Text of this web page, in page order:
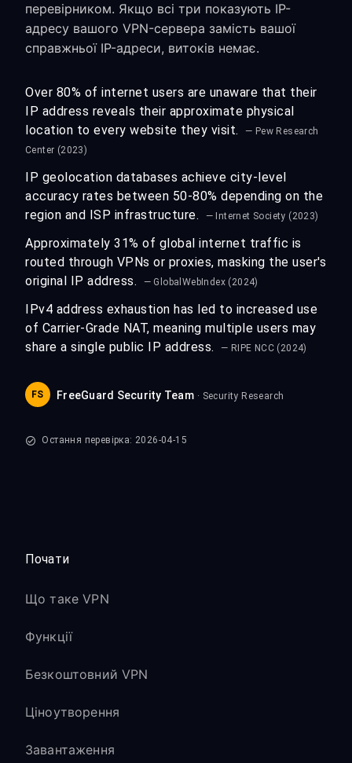
перевірником. Якщо всі три показують IP-
адресу вашого VPN-сервера замість вашої
справжньої IP-адреси, витоків немає.
Over 80% of internet users are unaware that their
IP address reveals their approximate physical
location to every website they visit.
— Pew Research
Center (2023)
IP geolocation databases achieve city-level
accuracy rates between 50-80% depending on the
region and ISP infrastructure.
— Internet Society (2023)
Approximately 31% of global internet traffic is
routed through VPNs or proxies, masking the user's
original IP address.
— GlobalWebIndex (2024)
IPv4 address exhaustion has led to increased use
of Carrier-Grade NAT, meaning multiple users may
share a single public IP address.
— RIPE NCC (2024)
FS FreeGuard Security Team · Security Research
Остання перевірка: 2026-04-15
Почати
Що таке VPN
Функції
Безкоштовний VPN
Ціноутворення
Завантаження